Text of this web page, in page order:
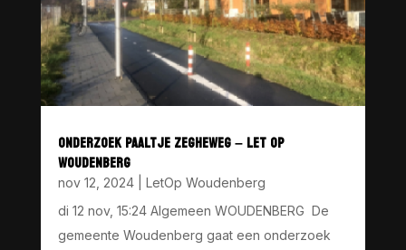
ONDERZOEK PAALTJE ZEGHEWEG – LET OP
WOUDENBERG
nov 12, 2024| LetOp Woudenberg
di 12 nov, 15:24 Algemeen WOUDENBERG De
gemeente Woudenberg gaat een onderzoek